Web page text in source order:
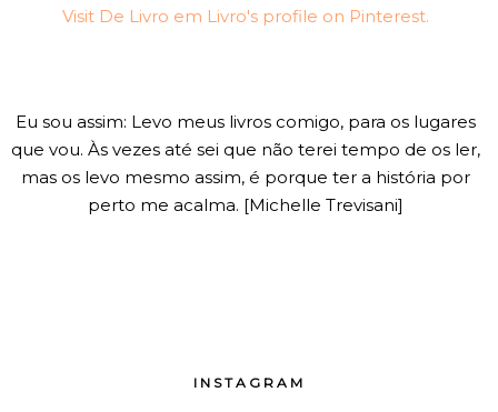
Visit De Livro em Livro's profile on Pinterest.
Eu sou assim: Levo meus livros comigo, para os lugares
que vou. Às vezes até sei que não terei tempo de os ler,
mas os levo mesmo assim, é porque ter a história por
perto me acalma. [Michelle Trevisani]
INSTAGRAM